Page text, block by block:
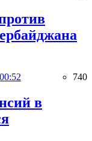
740
в